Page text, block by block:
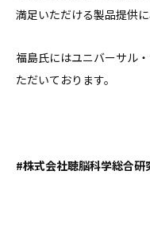
満足いただける製品提供に
福島氏にはユニバーサル
ただいております。
#株式会社聴脳科学総合研